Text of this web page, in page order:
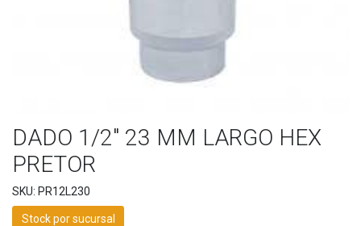
DADO 1/2" 23 MM LARGO HEX
PRETOR
SKU: PR12L230
Stock por sucursal